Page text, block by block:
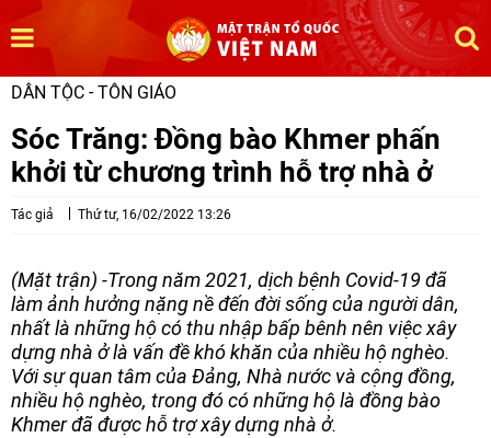
DÂN TỘC - TÔN GIÁO
Sóc Trăng: Đồng bào Khmer phấn
khởi từ chương trình hỗ trợ nhà ở
Tác giả Thứ tư, 16/02/2022 13:26
(Mặt trận) -Trong năm 2021, dịch bệnh Covid-19 đã
làm ảnh hưởng nặng nề đến đời sống của người dân,
nhất là những hộ có thu nhập bấp bênh nên việc xây
dựng nhà ở là vấn đề khó khăn của nhiều hộ nghèo.
Với sự quan tâm của Đảng, Nhà nước và cộng đồng,
nhiều hộ nghèo, trong đó có những hộ là đồng bào
Khmer đã được hỗ trợ xây dựng nhà ở.